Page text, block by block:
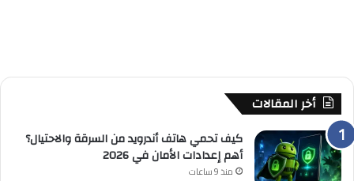
أخر المقالات
كيف تحمي هاتف أندرويد من السرقة والاحتيال؟
أهم إعدادات الأمان في 2026
منذ 9 ساعات